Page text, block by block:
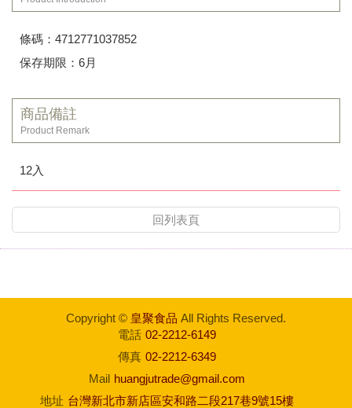
條碼：4712771037852
保存期限：6月
商品備註
Product Remark
12入
回列表頁
Copyright © 皇聚食品 All Rights Reserved.
電話 02-2212-6149
傳真 02-2212-6349
Mail huangjutrade@gmail.com
地址 台灣新北市新店區安和路二段217巷9號15樓